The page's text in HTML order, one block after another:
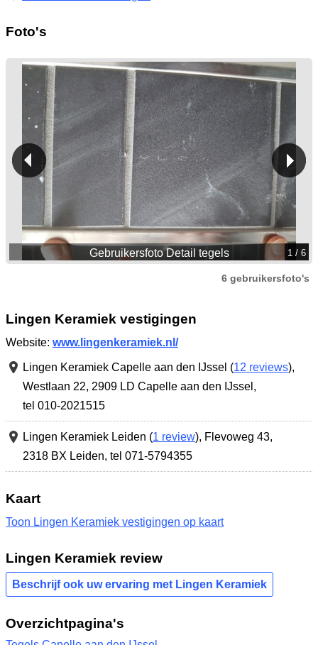
Foto's
Gebruikersfoto Detail tegels 1 / 6
6 gebruikersfoto's
Lingen Keramiek vestigingen
Website: www.lingenkeramiek.nl/
Lingen Keramiek Capelle aan den IJssel (12 reviews),
Westlaan 22, 2909 LD Capelle aan den IJssel ,
tel 010-2021515
Lingen Keramiek Leiden (1 review), Flevoweg 43,
2318 BX Leiden, tel 071-5794355
Kaart
Toon Lingen Keramiek vestigingen op kaart
Lingen Keramiek review
Beschrijf ook uw ervaring met Lingen Keramiek
Overzichtpagina's